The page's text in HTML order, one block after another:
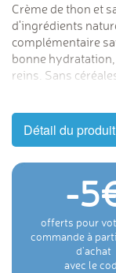
Crème de thon et
d'ingrédients
complémentaire
bonne
reins. Sans
Détail du produit
-
offerts pour
commande à
d'achat
avec le